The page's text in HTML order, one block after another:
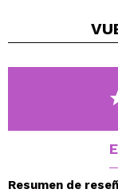
suavidad y
transferencia
desmaquillado de
Perfectas para
difuminado.
Resumen de